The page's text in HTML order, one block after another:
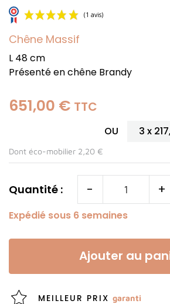
Chêne Massif
L 48 cm
Présenté en chêne Brandy
651,00 € TTC
OU 3 x
Dont éco-mobilier 2,20 €
Quantité : - +
Expédié sous 6 semaines
Ajouter au
MEILLEUR PRIX garanti